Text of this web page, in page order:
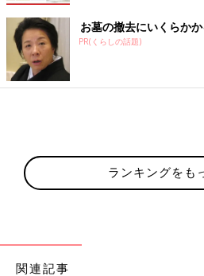
心強かったです。
ところが間もなく、このプレママが
こへまさか自分も仲間入りすること
いなかったことでした。
[チャーミー小結＊プロフィール]
フリーランスで働く1児の母。子育
の勉強や、子育て支援サポートのリ
す。
お墓の撤去にいくらか
PR(くらしの話題)
ランキングをも
関連記事